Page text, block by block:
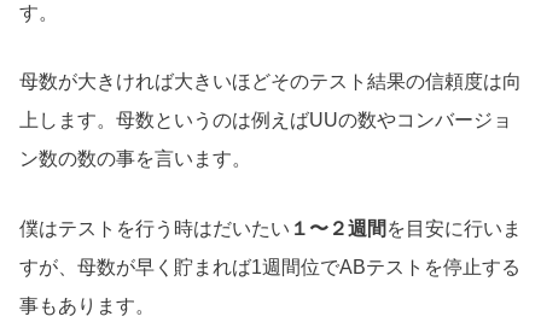
す。
母数が大きければ大きいほどそのテスト結果の信頼度は向
上します。母数というのは例えばUUの数やコンバージョ
ン数の数の事を言います。
僕はテストを行う時はだいたい １〜２週間 を目安に行いま
すが、母数が早く貯まれば1週間位でABテストを停止する
事もあります。